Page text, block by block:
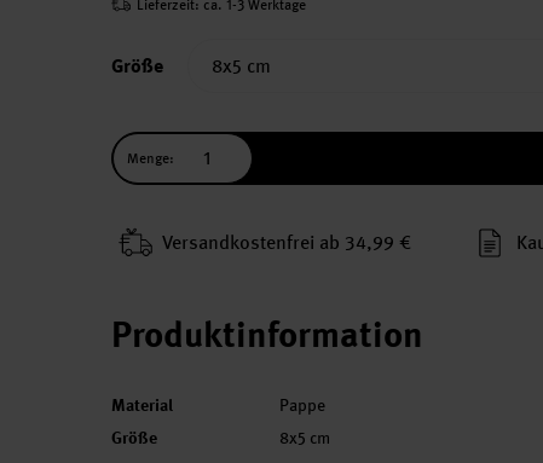
Lieferzeit: ca. 1-3 Werktage
Größe
Menge:
Versand­kosten­frei ab 34,99 €
Produktinformation
Material Pappe
Größe 8x5 cm